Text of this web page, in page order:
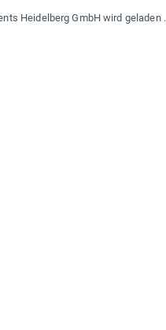
Heidelberg GmbH wird geladen